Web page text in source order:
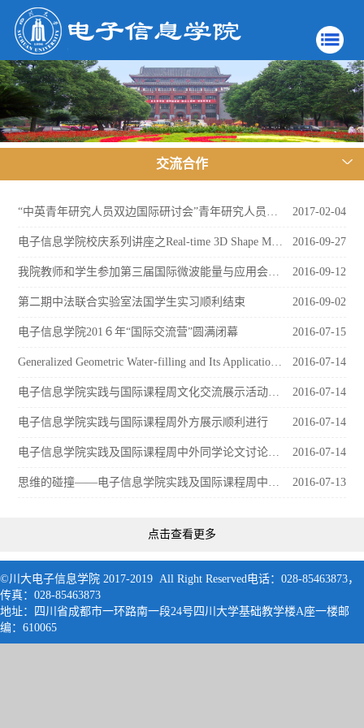
交流合作
2017-02-04
2016-09-27
2016-09-12
2016-09-02
第二期中法联合实验室法国学生实习顺利结束
2016-07-15
电子信息学院201６年“国际交流营”圆满闭幕
2016-07-14
2016-07-14
2016-07-14
电子信息学院实践与国际课程周外方展示顺利进行
2016-07-14
2016-07-13
点击查看更多
©川大电子信息学院 2017-2019 All Right Reserved电话：028-85463873，
传真：028-85463873
地址：四川省成都市一环路南一段24号四川大学基础教学楼A座一楼邮
编：610065